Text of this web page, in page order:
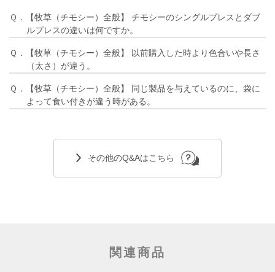
Ｑ．【牧草（チモシー）全般】 チモシーのシングルプレスとダブ
ルプレスの違いは何ですか。
Ｑ．【牧草（チモシー）全般】 以前購入した時より色合いや長さ
（太さ）が違う。
Ｑ．【牧草（チモシー）全般】 同じ製品を与えているのに、袋に
よって食い付きが違う時がある。
その他のQ&Aはこちら
関連商品